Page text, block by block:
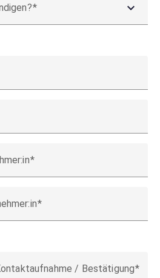
expand_more
/ Bestätigung